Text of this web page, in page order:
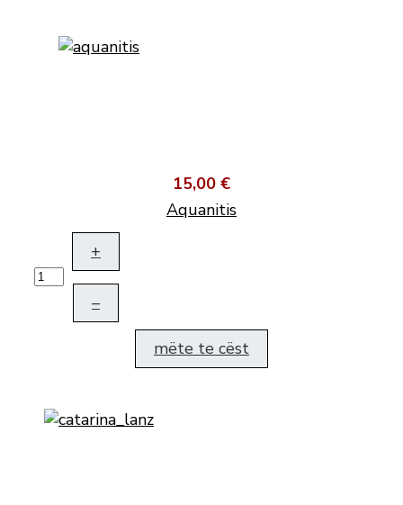
15,00 €
Aquanitis
+
–
mëte te cëst